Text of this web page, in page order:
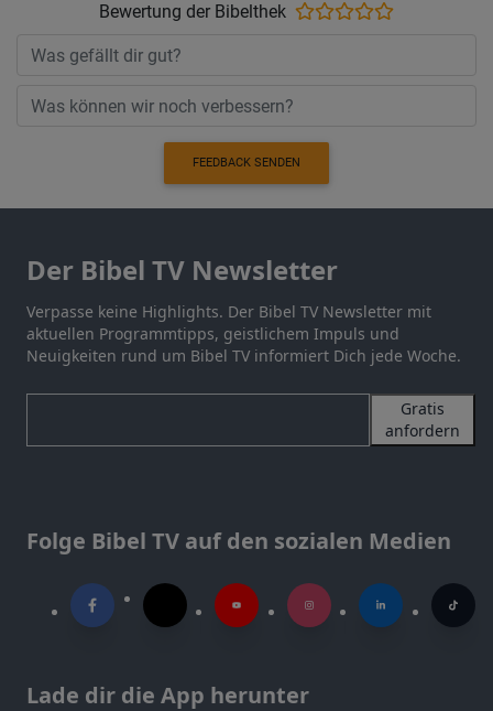
Bewertung der Bibelthek
FEEDBACK SENDEN
Der Bibel TV Newsletter
Verpasse keine Highlights. Der Bibel TV Newsletter mit
aktuellen Programmtipps, geistlichem Impuls und
Neuigkeiten rund um Bibel TV informiert Dich jede Woche.
Gratis
anfordern
Folge Bibel TV auf den sozialen Medien
Lade dir die App herunter